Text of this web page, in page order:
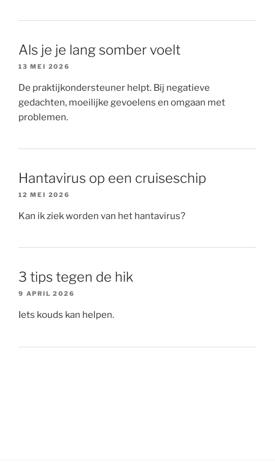
Als je je lang somber voelt
13 MEI 2026
De praktijkondersteuner helpt. Bij negatieve
gedachten, moeilijke gevoelens en omgaan met
problemen.
Hantavirus op een cruiseschip
12 MEI 2026
Kan ik ziek worden van het hantavirus?
3 tips tegen de hik
9 APRIL 2026
Iets kouds kan helpen.